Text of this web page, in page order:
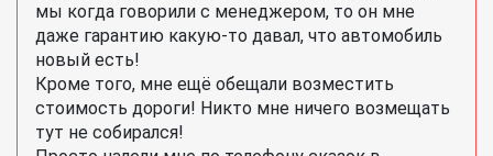
мы когда говорили с менеджером, то он мне
даже гарантию какую-то давал, что автомобиль
новый есть!
Кроме того, мне ещё обещали возместить
стоимость дороги! Никто мне ничего возмещать
тут не собирался!